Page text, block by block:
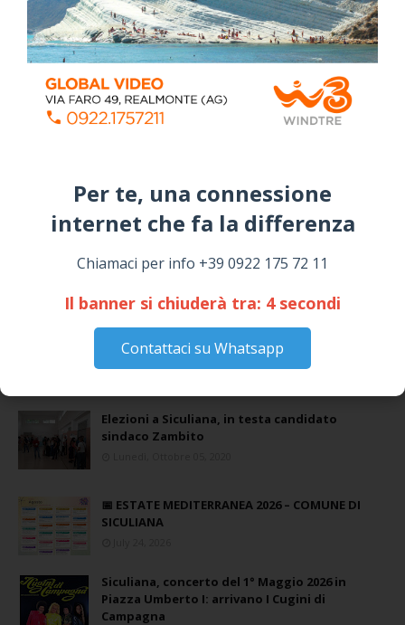
Per te, una connessione
internet che fa la differenza​
Chiamaci per info +39 0922 175 72 11
Il banner si chiuderà tra: 4secondi
Contattaci su Whatsapp
ALMANACCO DEL GIORNO
Coronavirus: messaggio del Sindaco Zambito
Domenica, Novembre 22, 2020
Circolo della stampa, terzo appuntamento
con il giornalista Giacinto Pipitone
Elezioni a Siculiana, in testa candidato
sindaco Zambito
📅 ESTATE MEDITERRANEA 2026 – COMUNE DI
SICULIANA
Siculiana, concerto del 1° Maggio 2026 in
Piazza Umberto I: arrivano I Cugini di
Campagna